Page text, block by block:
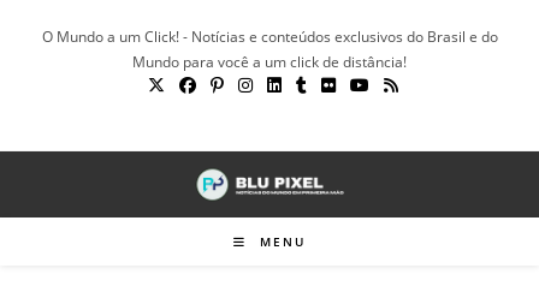
O Mundo a um Click! - Notícias e conteúdos exclusivos do Brasil e do
Mundo para você a um click de distância!
MENU